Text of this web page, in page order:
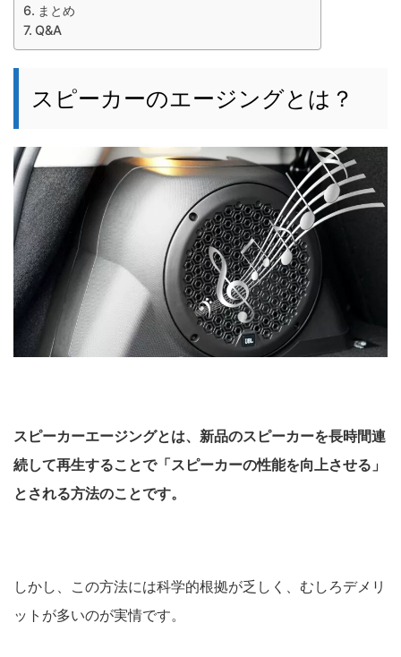
まとめ
Q&A
スピーカーのエージングとは？
スピーカーエージングとは、新品のスピーカーを長時間連
続して再生することで「スピーカーの性能を向上させる」
とされる方法のことです。
しかし、この方法には科学的根拠が乏しく、むしろデメリ
ットが多いのが実情です。